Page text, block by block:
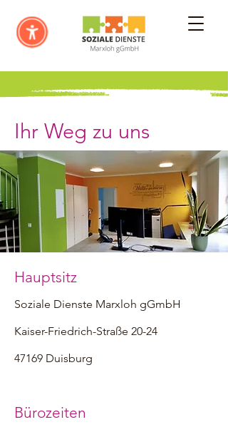
Ihr Weg zu uns
Hauptsitz
Soziale Dienste Marxloh gGmbH
Kaiser-Friedrich-Straße 20-24
47169 Duisburg
Bürozeiten